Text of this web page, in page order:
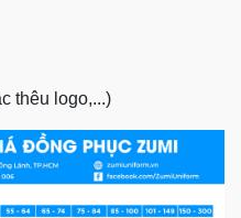
thêu logo,...)